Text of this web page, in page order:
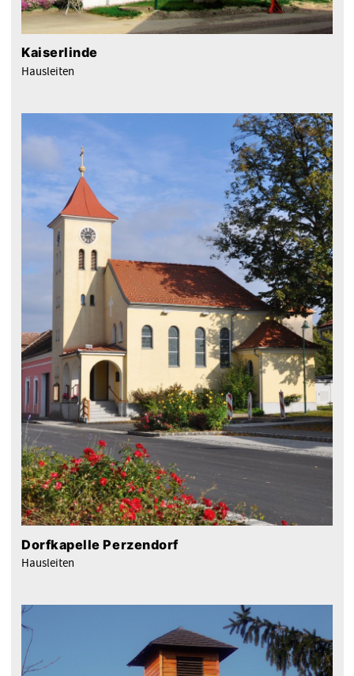
Kaiserlinde
Hausleiten
Dorfkapelle Perzendorf
Hausleiten